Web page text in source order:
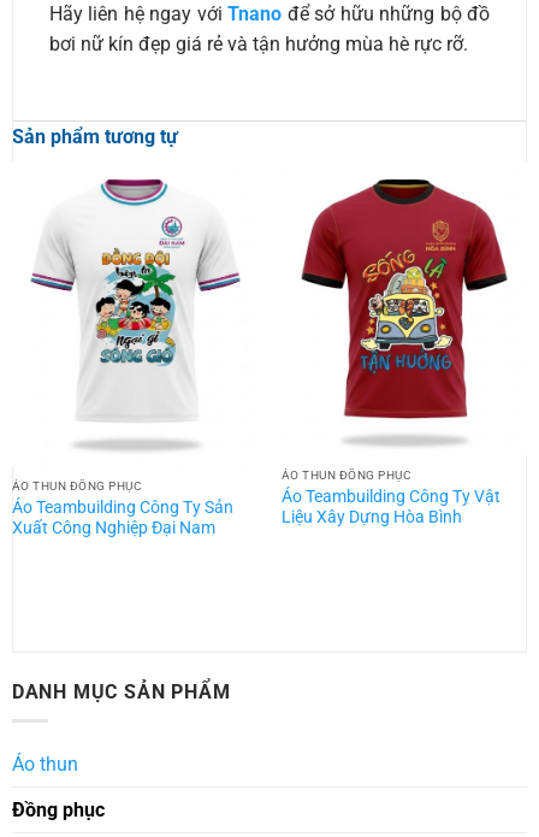
Hãy liên hệ ngay vớiTnano để sở hữu những bộ đồ
bơi nữ kín đẹp giá rẻ và tận hưởng mùa hè rực rỡ.
Sản phẩm tương tự
ÁO THUN ĐỒNG PHỤC
Áo Teambuilding Công Ty Sản
Xuất Công Nghiệp Đại Nam
ÁO THUN ĐỒNG PHỤC
Áo Teambuilding Công Ty Vật
Liệu Xây Dựng Hòa Bình
DANH MỤC SẢN PHẨM
Áo thun
Đồng phục